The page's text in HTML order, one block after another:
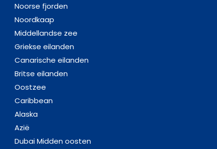
Noorse fjorden
Noordkaap
Middellandse zee
Griekse eilanden
Canarische eilanden
Britse eilanden
Oostzee
Caribbean
Alaska
Azië
Dubai Midden oosten